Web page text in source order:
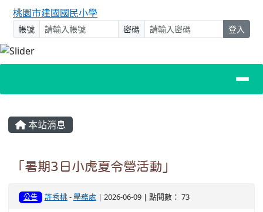
桃園市建國國民小學
帳號 密碼 登入
主內容區域
本站消息
「暑期3日小虎夏令營活動」
公告 許秀桃-學務處 | 2026-06-09 | 點閱數： 73